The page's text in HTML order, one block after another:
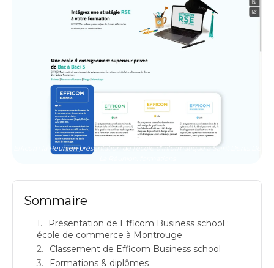
Efficom la Reunion présentation de l'école d'informatique à Saint Denis De
Sommaire
Présentation de Efficom Business school :
école de commerce à Montrouge
Classement de Efficom Business school
Formations & diplômes